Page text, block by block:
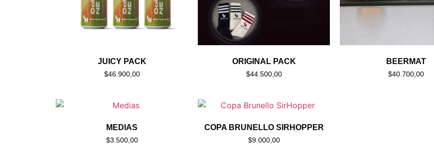
JUICY PACK
$46.900,00
ORIGINAL PACK
$44.500,00
BEERMAT
$40.700,00
MEDIAS
$3.500,00
COPA BRUNELLO SIRHOPPER
$9.000,00